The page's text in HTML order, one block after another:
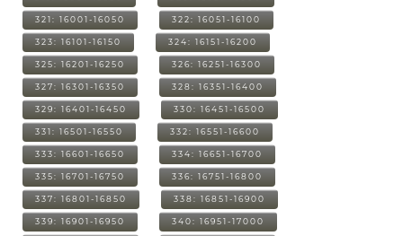
321: 16001-16050 322: 16051-16100
323: 16101-16150 324: 16151-16200
325: 16201-16250 326: 16251-16300
327: 16301-16350 328: 16351-16400
329: 16401-16450 330: 16451-16500
331: 16501-16550 332: 16551-16600
333: 16601-16650 334: 16651-16700
335: 16701-16750 336: 16751-16800
337: 16801-16850 338: 16851-16900
339: 16901-16950 340: 16951-17000